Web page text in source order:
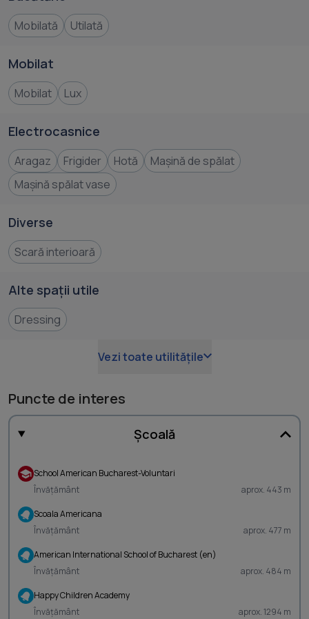
Mobilată Utilată
Mobilat
Mobilat Lux
Electrocasnice
Aragaz Frigider Hotă
Mașină de spălat
Mașină spălat vase
Diverse
Scară interioară
Alte spații utile
Dressing
Vezi toate utilitățile
Puncte de interes
Școală
School American Bucharest-Voluntari
Învățământ
aprox. 443 m
Scoala Americana
Învățământ
aprox. 477 m
American International School of Bucharest (en)
Învățământ
aprox. 484 m
Happy Children Academy
Învățământ
aprox. 1294 m